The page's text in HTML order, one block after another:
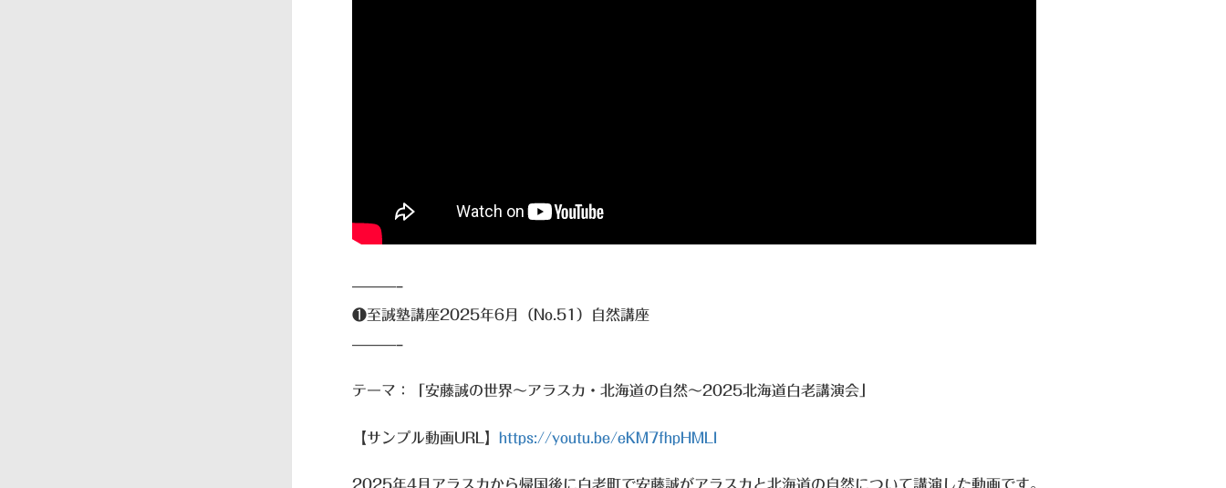
———–
❶至誠塾講座2025年6月（No.51）自然講座
———–
テーマ：「安藤誠の世界～アラスカ・北海道の自然～2025北海道白老講演会」
【サンプル動画URL】 https://youtu.be/eKM7fhpHMLI
2025年4月アラスカから帰国後に白老町で安藤誠がアラスカと北海道の自然について講演した動画です。